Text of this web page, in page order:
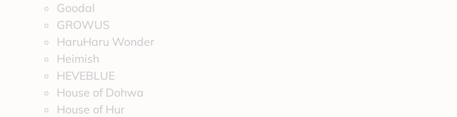
Goodal
GROWUS
HaruHaru Wonder
Heimish
HEVEBLUE
House of Dohwa
House of Hur